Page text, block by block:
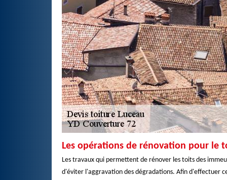
Les opérations de rénovation pour le
Les travaux qui permettent de rénover les toits des
d'éviter l'aggravation des dégradations. Afin d'effectuer